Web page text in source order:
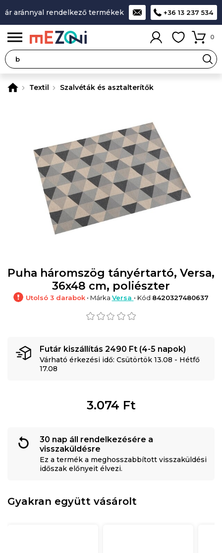
aránnyal rendelkező termékek A legjobb design-+36 13 237 534
0
Textil Szalvéták és asztalterítők
Puha háromszög tányértartó, Versa,
36x48 cm, poliészter
Utolsó 3 darabok• Márka Versa • Kód 8420327480637
Futár kiszállítás 2490 Ft (4-5 napok)
Várható érkezési idő: Csütörtök 13.08 - Hétfő
17.08
3.074 Ft
30 nap áll rendelkezésére a
visszaküldésre
Ez a termék a meghosszabbított visszaküldési
időszak előnyeit élvezi.
Gyakran együtt vásárolt